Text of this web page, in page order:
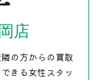
店
の方からの買取
きる女性スタッ